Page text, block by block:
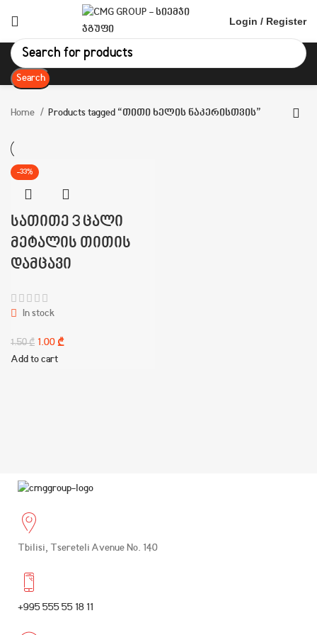
Login / Register
Search
Home Products tagged “თითი ხელის ნაკერისთვის”
-33%
სათითე 3 ცალი
მეტალის თითის
დამცავი
In stock
1.50₾ 1.00₾
Add to cart
Tbilisi, Tsereteli Avenue No. 140
+995 555 55 18 11